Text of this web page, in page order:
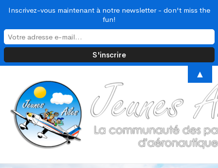
Inscrivez-vous maintenant à notre newsletter - don't miss the
fun!
▲